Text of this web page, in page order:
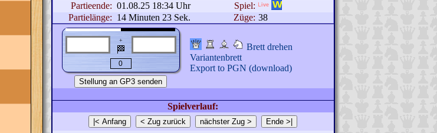
Partieende: 01.08.25 18:34 Uhr
Spiel:
Partielänge: 14 Minuten 23 Sek. Züge: 38
+
🏁
Brett drehen
Variantenbrett
Export to PGN (download)
Spielverlauf: